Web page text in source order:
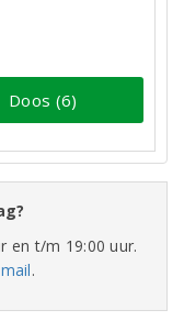
Doos (6)
en t/m 19:00 uur.
.